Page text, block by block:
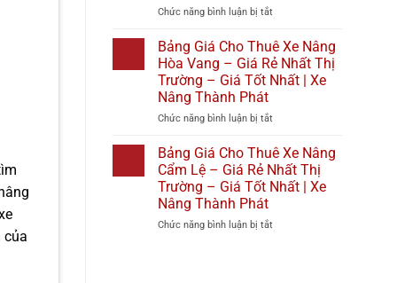
của
Phát
Giá
Nhất
|
Xe
Nâng
Phát
|
Nâng
Thành
Phát
Bắc
My
–
Giá
Tốt
|
Nâng
Thành
Phát
Chức năng bình luận bị tắtở
Thuê
Xe
Nâng
Tại
Kỳ
Giá
Tốt
Nhất
|
Nâng
Bảng Giá Cho Thuê Xe Nâng
Hòa Vang – Giá Rẻ Nhất Thị
Trường – Giá Tốt Nhất | Xe
Nâng Thành Phát
Chức năng bình luận bị tắtở
Giá
Cho
Thuê
Xe
Hòa
Bảng Giá Cho Thuê Xe Nâng
Cẩm Lệ – Giá Rẻ Nhất Thị
Trường – Giá Tốt Nhất | Xe
Nâng Thành Phát
Chức năng bình luận bị tắtở